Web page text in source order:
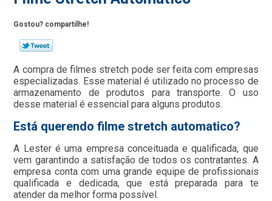
Gostou? compartilhe!
A compra de filmes stretch pode ser feita com empresas
especializadas. Esse material é utilizado no processo de
armazenamento de produtos para transporte. O uso
desse material é essencial para alguns produtos.
Está querendo filme stretch automatico?
A Lester é uma empresa conceituada e qualificada, que
vem garantindo a satisfação de todos os contratantes. A
empresa conta com uma grande equipe de profissionais
qualificada e dedicada, que está preparada para te
atender da melhor forma possível.